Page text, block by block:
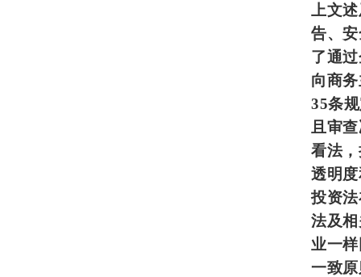
上文
告、
了通
向商
35条
且审
看法
透明
投资
法及
业一
一致